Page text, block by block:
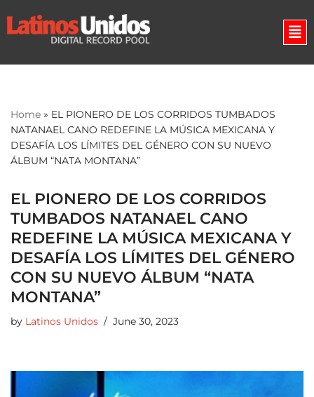
Skip
Home » EL PIONERO DE LOS CORRIDOS TUMBADOS
NATANAEL CANO REDEFINE LA MÚSICA MEXICANA Y
DESAFÍA LOS LÍMITES DEL GÉNERO CON SU NUEVO
ÁLBUM “NATA MONTANA”
EL PIONERO DE LOS CORRIDOS
TUMBADOS NATANAEL CANO
REDEFINE LA MÚSICA MEXICANA Y
DESAFÍA LOS LÍMITES DEL GÉNERO
CON SU NUEVO ÁLBUM “NATA
MONTANA”
by Latinos Unidos June 30, 2023